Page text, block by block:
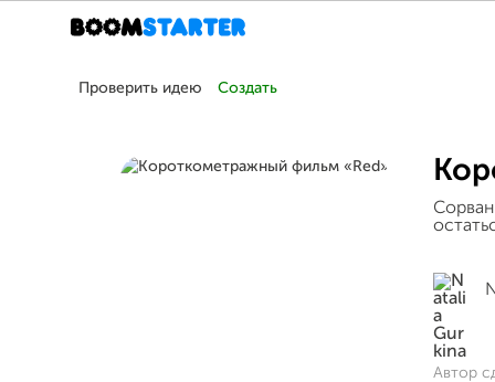
Проверить идею Создать
Автор